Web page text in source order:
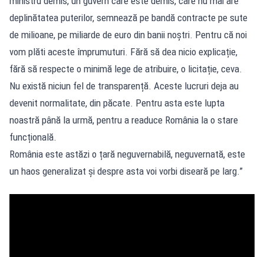
deplinătatea puterilor, semnează pe bandă contracte pe sute
de milioane, pe miliarde de euro din banii noștri. Pentru că noi
vom plăti aceste împrumuturi. Fără să dea nicio explicație,
fără să respecte o minimă lege de atribuire, o licitație, ceva.
Nu există niciun fel de transparență. Aceste lucruri deja au
devenit normalitate, din păcate. Pentru asta este lupta
noastră până la urmă, pentru a readuce România la o stare
funcțională.
România este astăzi o țară neguvernabilă, neguvernată, este
un haos generalizat și despre asta voi vorbi diseară pe larg.”